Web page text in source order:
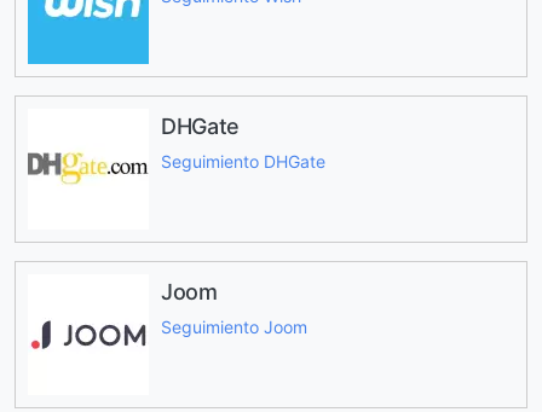
DHGate
Seguimiento DHGate
Joom
Seguimiento Joom